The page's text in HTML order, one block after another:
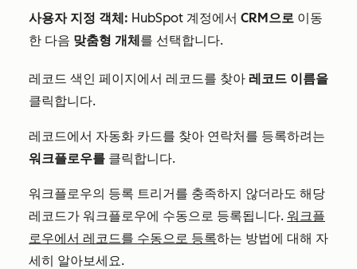
사용자 지정 객체: HubSpot 계정에서 CRM으로 이동
한 다음 맞춤형 개체를 선택합니다.
레코드 색인 페이지에서 레코드를 찾아 레코드 이름을
클릭합니다.
레코드에서 자동화 카드를 찾아 연락처를 등록하려는
워크플로우를 클릭합니다.
워크플로우의 등록 트리거를 충족하지 않더라도 해당
레코드가 워크플로우에 수동으로 등록됩니다. 워크플
로우에서 레코드를 수동으로 등록하는 방법에 대해 자
세히 알아보세요.